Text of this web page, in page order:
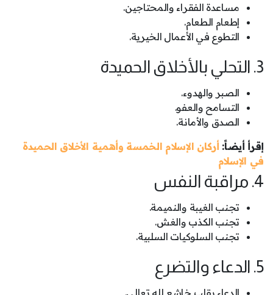
مساعدة الفقراء والمحتاجين.
إطعام الطعام.
التطوع في الأعمال الخيرية.
3. التحلي بالأخلاق الحميدة
الصبر والهدوء.
التسامح والعفو.
الصدق والأمانة.
إقرأ أيضاً: أركان الإسلام الخمسة وأهمية الأخلاق الحميدة
في الإسلام
4. مراقبة النفس
تجنب الغيبة والنميمة.
تجنب الكذب والغش.
تجنب السلوكيات السلبية.
5. الدعاء والتضرع
الدعاء بِقلبٍ خاشعٍ لله تعالى.